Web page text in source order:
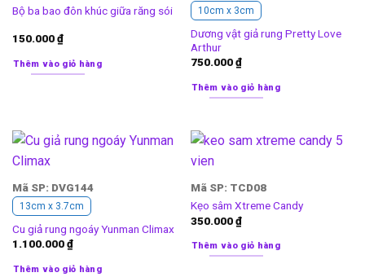
Bộ ba bao đôn khúc giữa răng sói
150.000₫
Thêm vào giỏ hàng
10cm x 3cm
Dương vật giả rung Pretty Love
Arthur
750.000₫
Thêm vào giỏ hàng
Mã SP: DVG144
13cm x 3.7cm
Cu giả rung ngoáy Yunman Climax
1.100.000₫
Thêm vào giỏ hàng
Mã SP: TCD08
Kẹo sâm Xtreme Candy
350.000₫
Thêm vào giỏ hàng